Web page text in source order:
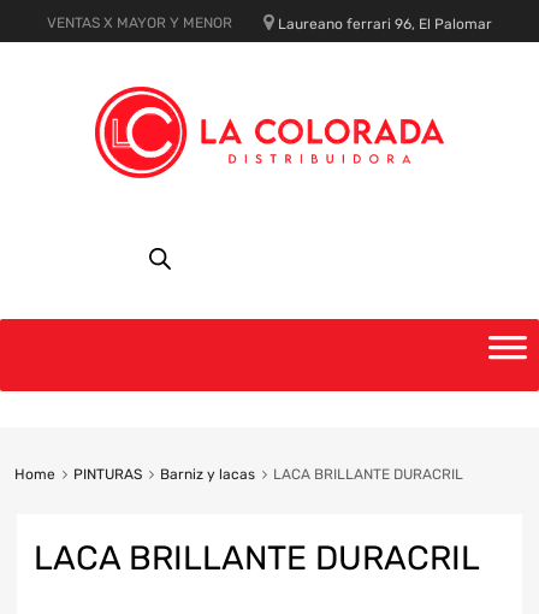
VENTAS X MAYOR Y MENOR Laureano ferrari 96, El Palomar
content
Home PINTURAS Barniz y lacas LACA BRILLANTE DURACRIL
LACA BRILLANTE DURACRIL